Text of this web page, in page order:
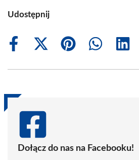
Udostępnij
Share
Share
(Twitter)
Share
Share
Share
Dołącz do nas na Facebooku!